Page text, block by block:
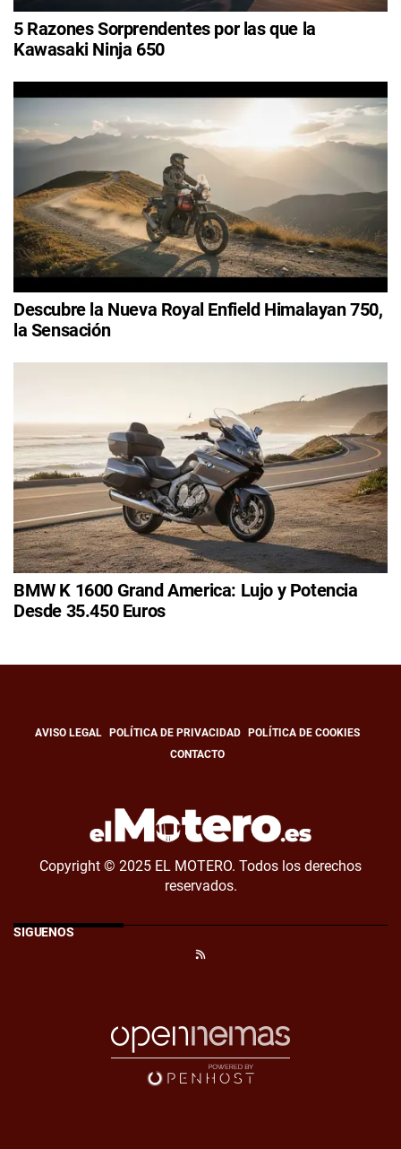
5 Razones Sorprendentes por las que la
Kawasaki Ninja 650
Descubre la Nueva Royal Enfield Himalayan 750,
la Sensación
BMW K 1600 Grand America: Lujo y Potencia
Desde 35.450 Euros
AVISO LEGAL POLÍTICA DE PRIVACIDAD
POLÍTICA DE COOKIES
CONTACTO
Copyright © 2025 EL MOTERO. Todos los derechos
reservados.
SÍGUENOS